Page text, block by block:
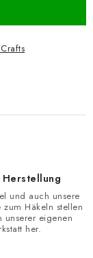
Herstellung
und auch unsere
zum Häkeln stellen
unserer eigenen
her.